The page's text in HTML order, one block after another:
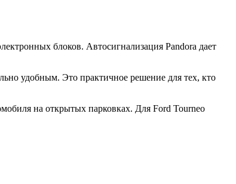
блоков. Автосигнализация Pandora дает
удобным. Это практичное решение для тех, кто
на открытых парковках. Для Ford Tourneo